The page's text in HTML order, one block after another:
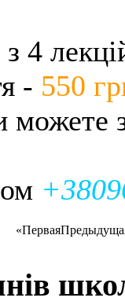
з 4
- 550
можете
«Первая